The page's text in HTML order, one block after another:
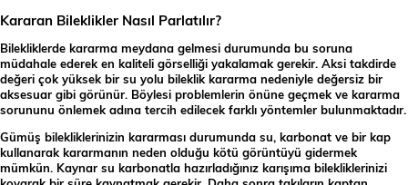
Kararan Bileklikler Nasıl Parlatılır?
Bilekliklerde kararma meydana gelmesi durumunda bu soruna
müdahale ederek en kaliteli görselliği yakalamak gerekir. Aksi takdirde
değeri çok yüksek bir su yolu bileklik kararma nedeniyle değersiz bir
aksesuar gibi görünür. Böylesi problemlerin önüne geçmek ve kararma
sorununu önlemek adına tercih edilecek farklı yöntemler bulunmaktadır.
Gümüş bilekliklerinizin kararması durumunda su, karbonat ve bir kap
kullanarak kararmanın neden olduğu kötü görüntüyü gidermek
mümkün. Kaynar su karbonatla hazırladığınız karışıma bilekliklerinizi